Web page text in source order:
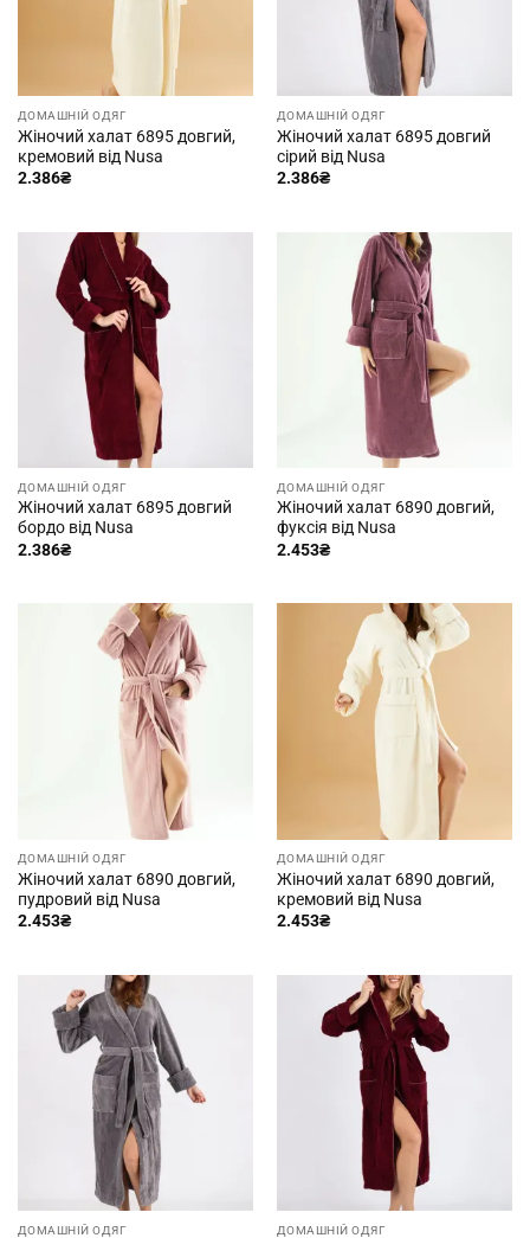
ДОМАШНІЙ ОДЯГ
Жіночий халат 6895 довгий,
кремовий від Nusa
2.386₴
ДОМАШНІЙ ОДЯГ
Жіночий халат 6895 довгий
сірий від Nusa
2.386₴
ДОМАШНІЙ ОДЯГ
Жіночий халат 6895 довгий
бордо від Nusa
2.386₴
ДОМАШНІЙ ОДЯГ
Жіночий халат 6890 довгий,
фуксія від Nusa
2.453₴
ДОМАШНІЙ ОДЯГ
Жіночий халат 6890 довгий,
пудровий від Nusa
2.453₴
ДОМАШНІЙ ОДЯГ
Жіночий халат 6890 довгий,
кремовий від Nusa
2.453₴
ДОМАШНІЙ ОДЯГ ДОМАШНІЙ ОДЯГ